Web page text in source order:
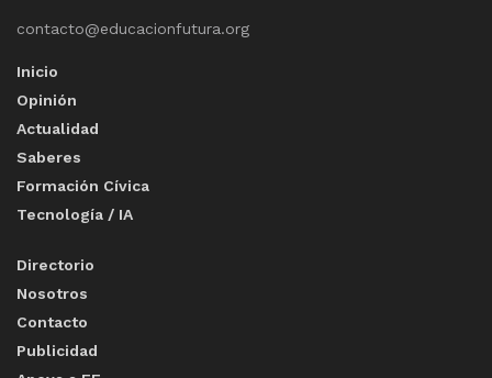
contacto@educacionfutura.org
Inicio
Opinión
Actualidad
Saberes
Formación Cívica
Tecnología / IA
Directorio
Nosotros
Contacto
Publicidad